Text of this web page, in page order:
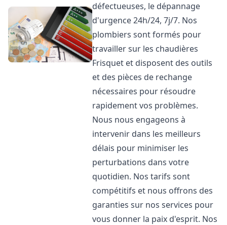
défectueuses, le dépannage
d'urgence 24h/24, 7j/7. Nos
plombiers sont formés pour
travailler sur les chaudières
Frisquet et disposent des outils
et des pièces de rechange
nécessaires pour résoudre
rapidement vos problèmes.
Nous nous engageons à
intervenir dans les meilleurs
délais pour minimiser les
perturbations dans votre
quotidien. Nos tarifs sont
compétitifs et nous offrons des
garanties sur nos services pour
vous donner la paix d'esprit. Nos